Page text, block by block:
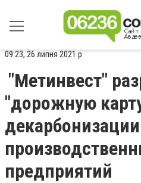
09:23, 26 липня 2021 р.
"Метинвест"
"дорожную
декарбонизации
предприятий